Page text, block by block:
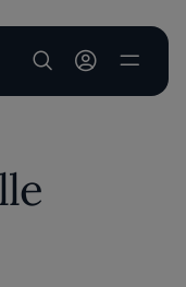
User account